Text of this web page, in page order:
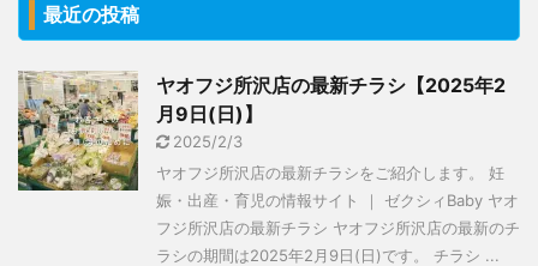
最近の投稿
ヤオフジ所沢店の最新チラシ【2025年2
月9日(日)】
2025/2/3
ヤオフジ所沢店の最新チラシをご紹介します。 妊
娠・出産・育児の情報サイト ｜ ゼクシィBaby ヤオ
フジ所沢店の最新チラシ ヤオフジ所沢店の最新のチ
ラシの期間は2025年2月9日(日)です。 チラシ ...